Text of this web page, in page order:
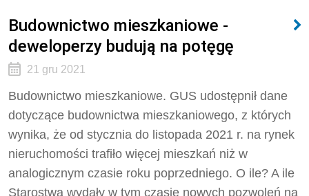
Budownictwo mieszkaniowe -
deweloperzy budują na potęgę
21 gru 2021
Budownictwo mieszkaniowe. GUS udostępnił dane
dotyczące budownictwa mieszkaniowego, z których
wynika, że od stycznia do listopada 2021 r. na rynek
nieruchomości trafiło więcej mieszkań niż w
analogicznym czasie roku poprzedniego. O ile? A ile
Starostwa wydały w tym czasie nowych pozwoleń na